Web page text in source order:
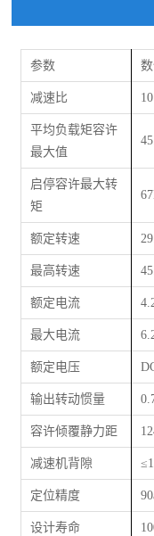
参数
减速比
平均负载矩容许
最大值
启停容许最大转
矩
额定转速
最高转速
额定电流
最大电流
额定电压
输出转动惯量
容许倾覆静力距
减速机背隙 ≤
定位精度
设计寿命